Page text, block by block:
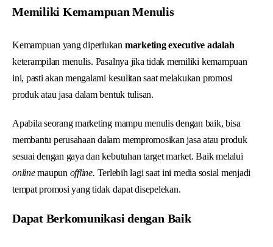
Memiliki Kemampuan Menulis
Kemampuan yang diperlukan marketing executive adalah
keterampilan menulis. Pasalnya jika tidak memiliki kemampuan
ini, pasti akan mengalami kesulitan saat melakukan promosi
produk atau jasa dalam bentuk tulisan.
Apabila seorang marketing mampu menulis dengan baik, bisa
membantu perusahaan dalam mempromosikan jasa atau produk
sesuai dengan gaya dan kebutuhan target market. Baik melalui
onlinemaupun offline. Terlebih lagi saat ini media sosial menjadi
tempat promosi yang tidak dapat disepelekan.
Dapat Berkomunikasi dengan Baik